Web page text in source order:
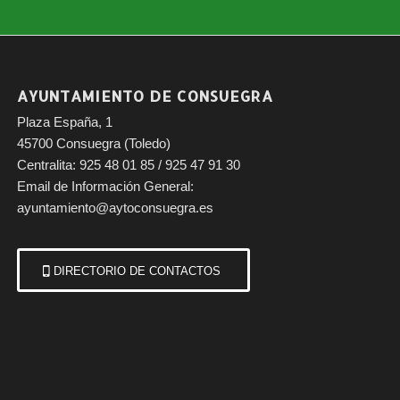
AYUNTAMIENTO DE CONSUEGRA
Plaza España, 1
45700 Consuegra (Toledo)
Centralita: 925 48 01 85 / 925 47 91 30
Email de Información General:
ayuntamiento@aytoconsuegra.es
DIRECTORIO DE CONTACTOS